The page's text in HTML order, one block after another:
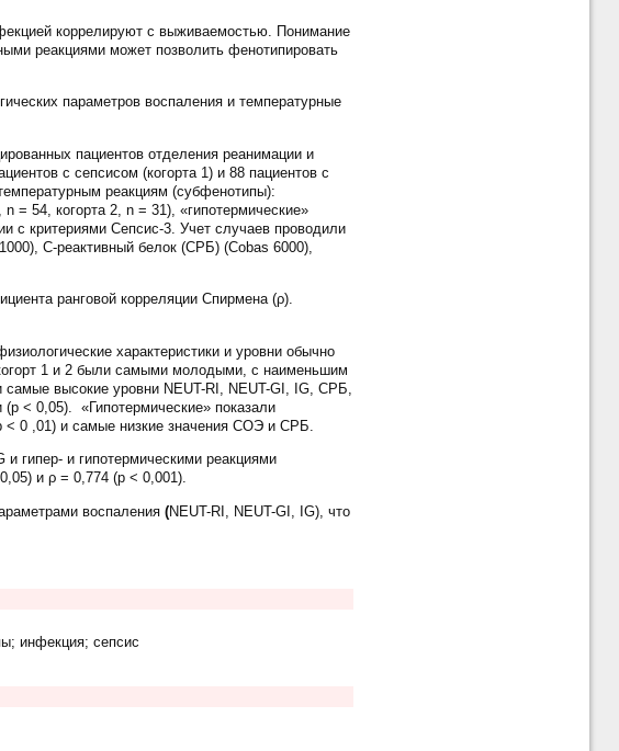
коррелируют с выживаемостью. Понимание
реакциями может позволить фенотипировать
параметров воспаления и температурные
пациентов отделения реанимации и
с сепсисом (когорта 1) и 88 пациентов с
реакциям (субфенотипы):
= 54, когорта 2, n = 31), «гипотермические»
с критериями Сепсис-3. Учет случаев проводили
С-реактивный белок (СРБ) (Сobas 6000),
ранговой корреляции Спирмена (ρ).
характеристики и уровни обычно
1 и 2 были самыми молодыми, с наименьшим
высокие уровни NEUT-RI, NEUT-GI, IG, СРБ,
< 0,05). «Гипотермические» показали
< 0 ,01) и самые низкие значения СОЭ и СРБ.
гипер- и гипотермическими реакциями
и ρ = 0,774 (р < 0,001).
воспаления(NEUT-RI, NEUT-GI, IG), что
инфекция; сепсис